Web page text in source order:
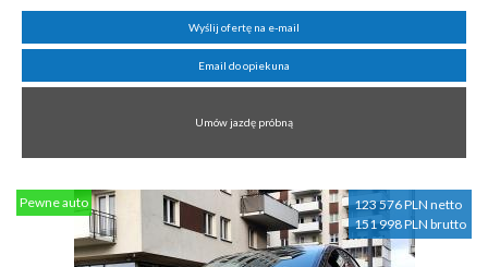
Wyślij ofertę na e-mail
Email do opiekuna
Umów jazdę próbną
123 576 PLN netto
151 998 PLN brutto
Pewne auto